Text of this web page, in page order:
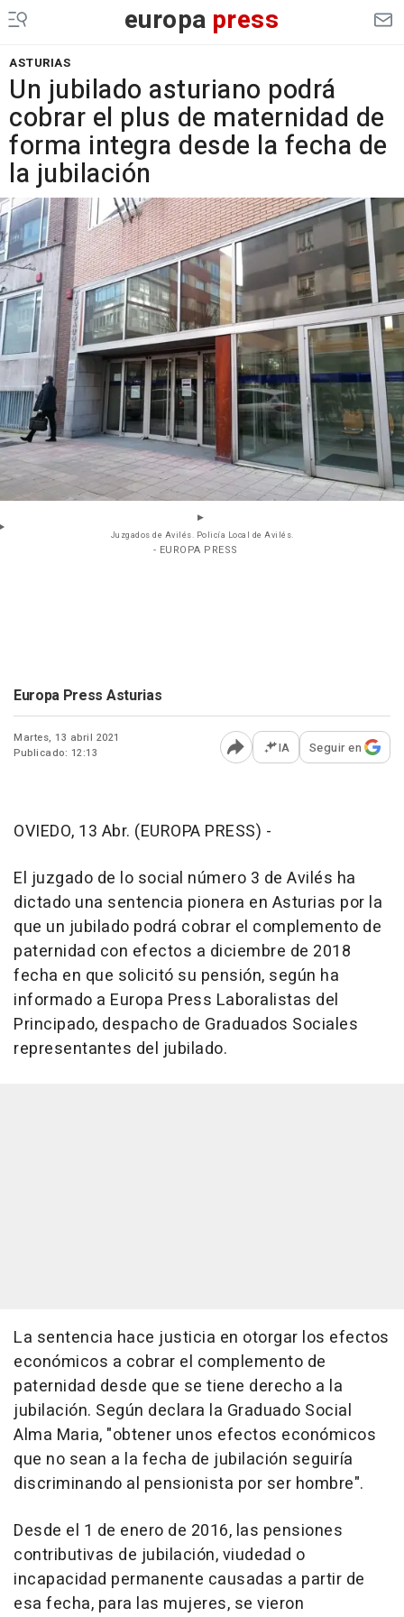
europa press
ASTURIAS
Un jubilado asturiano podrá
cobrar el plus de maternidad de
forma integra desde la fecha de
la jubilación
Juzgados de Avilés. Policía Local de Avilés.
- EUROPA PRESS
Europa Press Asturias
Martes, 13 abril 2021
Publicado: 12:13
Abrir opciones para
IA Seguir en
OVIEDO, 13 Abr. (EUROPA PRESS) -
El juzgado de lo social número 3 de Avilés ha
dictado una sentencia pionera en Asturias por la
que un jubilado podrá cobrar el complemento de
paternidad con efectos a diciembre de 2018
fecha en que solicitó su pensión, según ha
informado a Europa Press Laboralistas del
Principado, despacho de Graduados Sociales
representantes del jubilado.
La sentencia hace justicia en otorgar los efectos
económicos a cobrar el complemento de
paternidad desde que se tiene derecho a la
jubilación. Según declara la Graduado Social
Alma Maria, "obtener unos efectos económicos
que no sean a la fecha de jubilación seguiría
discriminando al pensionista por ser hombre".
Desde el 1 de enero de 2016, las pensiones
contributivas de jubilación, viudedad o
incapacidad permanente causadas a partir de
esa fecha, para las mujeres, se vieron